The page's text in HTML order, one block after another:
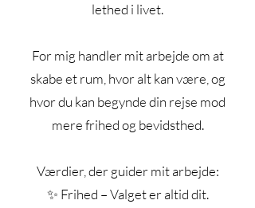
lethed i livet.
For mig handler mit arbejde om at
skabe et rum, hvor alt kan være, og
hvor du kan begynde din rejse mod
mere frihed og bevidsthed.
Værdier, der guider mit arbejde:
✨ Frihed – Valget er altid dit.